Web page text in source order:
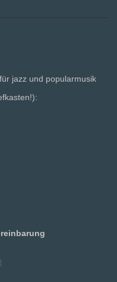
jazz und popularmusik